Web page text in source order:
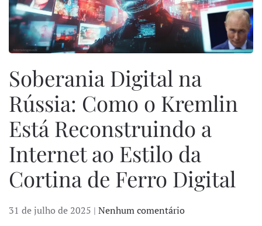
Soberania Digital na
Rússia: Como o Kremlin
Está Reconstruindo a
Internet ao Estilo da
Cortina de Ferro Digital
31 de julho de 2025 | Nenhum comentárioem